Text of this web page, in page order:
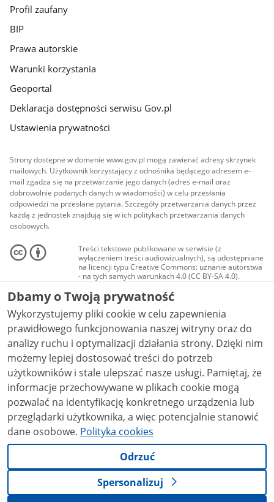
Profil zaufany
BIP
Prawa autorskie
Warunki korzystania
Geoportal
Deklaracja dostępności serwisu Gov.pl
Ustawienia prywatności
Strony dostępne w domenie www.gov.pl mogą zawierać adresy skrzynek
mailowych. Użytkownik korzystający z odnośnika będącego adresem e-
mail zgadza się na przetwarzanie jego danych (adres e-mail oraz
dobrowolnie podanych danych w wiadomości) w celu przesłania
odpowiedzi na przesłane pytania. Szczegóły przetwarzania danych przez
każdą z jednostek znajdują się w ich politykach przetwarzania danych
osobowych.
Treści tekstowe publikowane w serwisie (z
wyłączeniem treści audiowizualnych), są udostępniane
na licencji typu Creative Commons: uznanie autorstwa
- na tych samych warunkach 4.0 (CC BY-SA 4.0).
Materiały audiowizualne, w tym zdjęcia, materiały
audio i wideo, są udostępniane na licencji typu
Creative Commons: uznanie autorstwa użycie
niekomercyjne - bez utworów zależnych 4.0 (CC BY-
NC-ND 4.0), o ile nie jest to stwierdzone inaczej.
Dbamy o Twoją prywatność
Wykorzystujemy pliki cookie w celu zapewnienia
prawidłowego funkcjonowania naszej witryny oraz do
analizy ruchu i optymalizacji działania strony. Dzięki nim
możemy lepiej dostosować treści do potrzeb
użytkowników i stale ulepszać nasze usługi. Pamiętaj, że
informacje przechowywane w plikach cookie mogą
pozwalać na identyfikację konkretnego urządzenia lub
przeglądarki użytkownika, a więc potencjalnie stanowić
dane osobowe. Polityka cookies
Odrzuć
Spersonalizuj